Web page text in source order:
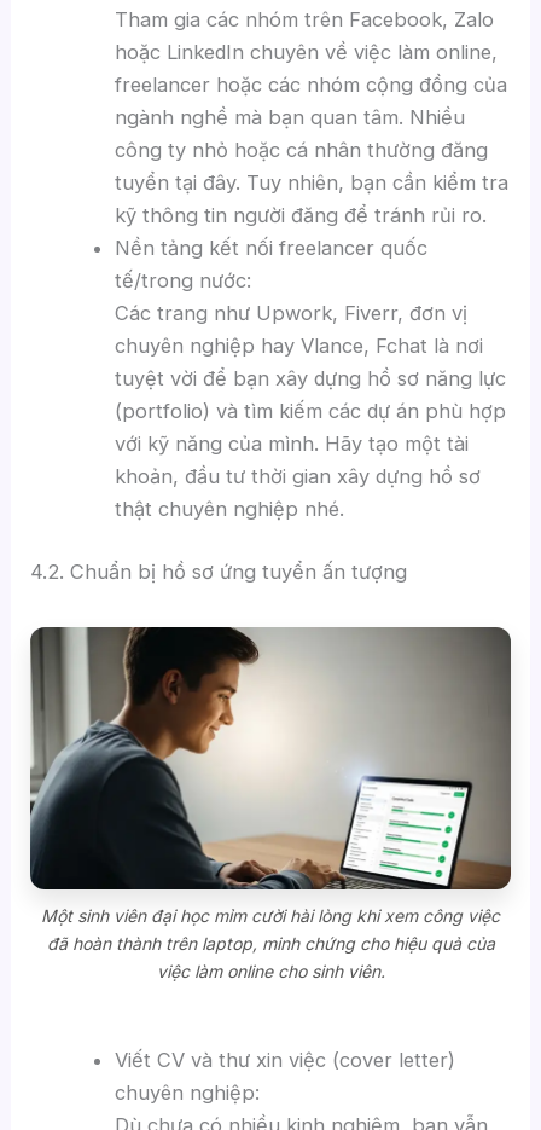
Tham gia các nhóm trên Facebook, Zalo
hoặc LinkedIn chuyên về việc làm online,
freelancer hoặc các nhóm cộng đồng của
ngành nghề mà bạn quan tâm. Nhiều
công ty nhỏ hoặc cá nhân thường đăng
tuyển tại đây. Tuy nhiên, bạn cần kiểm tra
kỹ thông tin người đăng để tránh rủi ro.
Nền tảng kết nối freelancer quốc
tế/trong nước:
Các trang như Upwork, Fiverr, đơn vị
chuyên nghiệp hay Vlance, Fchat là nơi
tuyệt vời để bạn xây dựng hồ sơ năng lực
(portfolio) và tìm kiếm các dự án phù hợp
với kỹ năng của mình. Hãy tạo một tài
khoản, đầu tư thời gian xây dựng hồ sơ
thật chuyên nghiệp nhé.
4.2. Chuẩn bị hồ sơ ứng tuyển ấn tượng
Một sinh viên đại học mỉm cười hài lòng khi xem công việc
đã hoàn thành trên laptop, minh chứng cho hiệu quả của
việc làm online cho sinh viên.
Viết CV và thư xin việc (cover letter)
chuyên nghiệp: